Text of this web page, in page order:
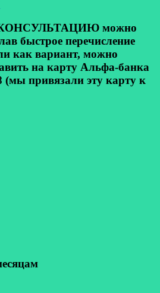
КОНСУЛЬТАЦИЮ можно
быстрое перечисление
вариант, можно
на карту Альфа-банка
(мы привязали эту карту к